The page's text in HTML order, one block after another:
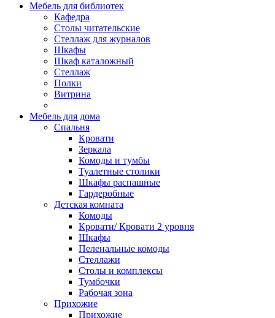
Мебель для библиотек
Кафедра
Столы читательские
Стеллаж для журналов
Шкафы
Шкаф каталожный
Стеллаж
Полки
Витрина
Мебель для дома
Спальня
Кровати
Зеркала
Комоды и тумбы
Туалетные столики
Шкафы распашные
Гардеробные
Детская комната
Комоды
Кровати/ Кровати 2 уровня
Шкафы
Пеленальные комоды
Стеллажи
Столы и комплексы
Тумбочки
Рабочая зона
Прихожие
Прихожие